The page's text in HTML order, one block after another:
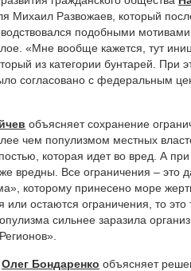
Михаил Развожаев, который
подобными
«Мне вообще кажется, тут
из категории бунтарей. При
согласовано с федеральным
объясняет сохранение
чем популизмом местных
которая идет во вред. А
вредны. Все ограничения – это
которому принесено море
остаются ограничения, то это
сильнее заразила
Олег Бондаренко объясняет